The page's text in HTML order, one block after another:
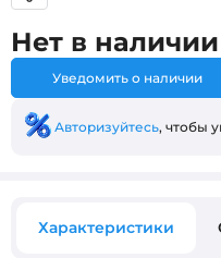
Нет в наличии
Уведомить о наличии
Авторизуйтесь, чтобы
Характеристики